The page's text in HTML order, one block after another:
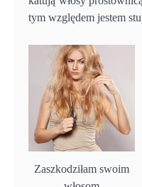
tym względem jestem
Zaszkodziłam swoim